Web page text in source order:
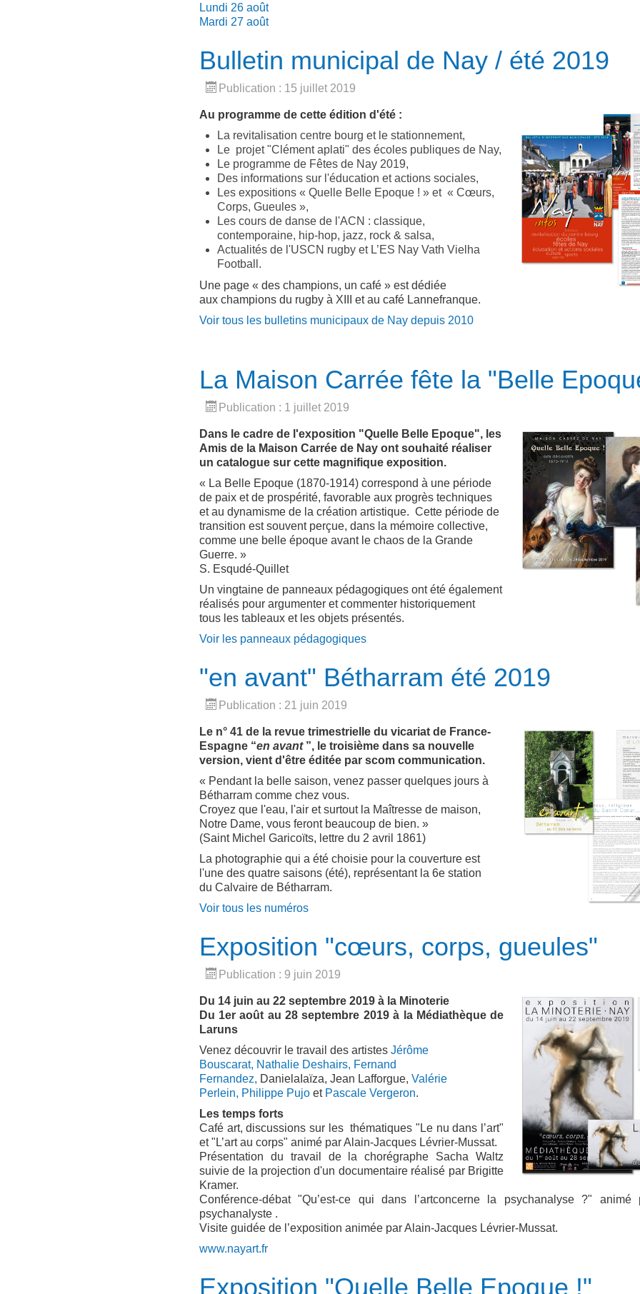
Lundi 26 août
Mardi 27 août
Bulletin municipal de Nay / été 2019
Publication : 15 juillet 2019
Au programme de cette édition d'été :
La revitalisation centre bourg et le stationnement,
Le projet "Clément aplati" des écoles publiques de Nay,
Le programme de Fêtes de Nay 2019,
Des informations sur l'éducation et actions sociales,
Les expositions « Quelle Belle Epoque ! » et « Cœurs,
Corps, Gueules »,
Les cours de danse de l'ACN : classique,
contemporaine, hip-hop, jazz, rock & salsa,
Actualités de l'USCN rugby et L’ES Nay Vath Vielha
Football.
Une page « des champions, un café » est dédiée
aux champions du rugby à XIII et au café Lannefranque.
Voir tous les bulletins municipaux de Nay depuis 2010
La Maison Carrée fête la "Belle
Publication : 1 juillet 2019
Dans le cadre de l'exposition "Quelle Belle Epoque", les
Amis de la Maison Carrée de Nay ont souhaité réaliser
un catalogue sur cette magnifique exposition.
« La Belle Epoque (1870-1914) correspond à une période
de paix et de prospérité, favorable aux progrès techniques
et au dynamisme de la création artistique. Cette période de
transition est souvent perçue, dans la mémoire collective,
comme une belle époque avant le chaos de la Grande
Guerre. »
S. Esqudé-Quillet
Un vingtaine de panneaux pédagogiques ont été également
réalisés pour argumenter et commenter historiquement
tous les tableaux et les objets présentés.
Voir les panneaux pédagogiques
"en avant" Bétharram été 2019
Publication : 21 juin 2019
Le n° 41 de la revue trimestrielle du vicariat de France-
Espagne “en avant ”, le troisième dans sa nouvelle
version, vient d'être éditée par scom communication.
« Pendant la belle saison, venez passer quelques jours à
Bétharram comme chez vous.
Croyez que l'eau, l'air et surtout la Maîtresse de maison,
Notre Dame, vous feront beaucoup de bien. »
(Saint Michel Garicoïts, lettre du 2 avril 1861)
La photographie qui a été choisie pour la couverture est
l'une des quatre saisons (été), représentant la 6e station
du Calvaire de Bétharram.
Voir tous les numéros
Exposition "cœurs, corps, gueules"
Publication : 9 juin 2019
Du 14 juin au 22 septembre 2019 à la Minoterie
Du 1er août au 28 septembre 2019 à la Médiathèque de
Laruns
Venez découvrir le travail des artistes Jérôme
Bouscarat, Nathalie Deshairs, Fernand
Fernandez, DanielaIaïza, Jean Lafforgue, Valérie
Perlein, Philippe Pujo et Pascale Vergeron.
Les temps forts
Café art, discussions sur les thématiques "Le nu dans l’art"
et "L’art au corps" animé par Alain-Jacques Lévrier-Mussat.
Présentation du travail de la chorégraphe Sacha Waltz
suivie de la projection d'un documentaire réalisé par Brigitte
Kramer.
Conférence-débat "Qu’est-ce qui dans l’artconcerne la psychanalyse ?" animé
psychanalyste .
Visite guidée de l’exposition animée par Alain-Jacques Lévrier-Mussat.
www.nayart.fr
Exposition "Quelle Belle Epoque !"